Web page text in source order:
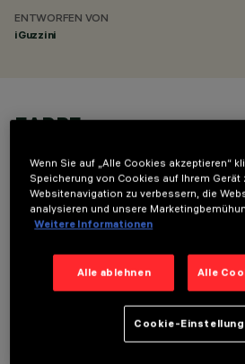
ENTWORFEN VON
iGuzzini
FARBE
OPTIONALE
Wenn Sie auf „Alle Cookies akzeptieren“
Speicherung von Cookies auf Ihrem Gerät
Websitenavigation zu verbessern, die
analysieren und unsere
Weitere Informationen
Alle ablehnen Alle
Cookie-